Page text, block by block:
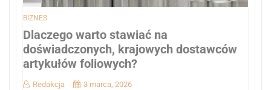
BIZNES
Dlaczego warto stawiać na
doświadczonych, krajowych dostawców
artykułów foliowych?
Redakcja 3 marca, 2026